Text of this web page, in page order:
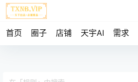
首页 圈子 店铺 天宇AI 需求